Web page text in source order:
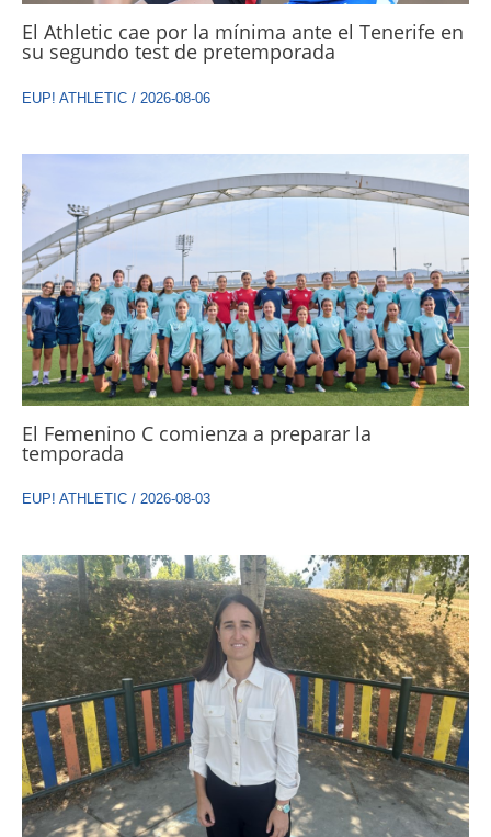
El Athletic cae por la mínima ante el Tenerife en
su segundo test de pretemporada
EUP! ATHLETIC / 2026-08-06
El Femenino C comienza a preparar la
temporada
EUP! ATHLETIC / 2026-08-03